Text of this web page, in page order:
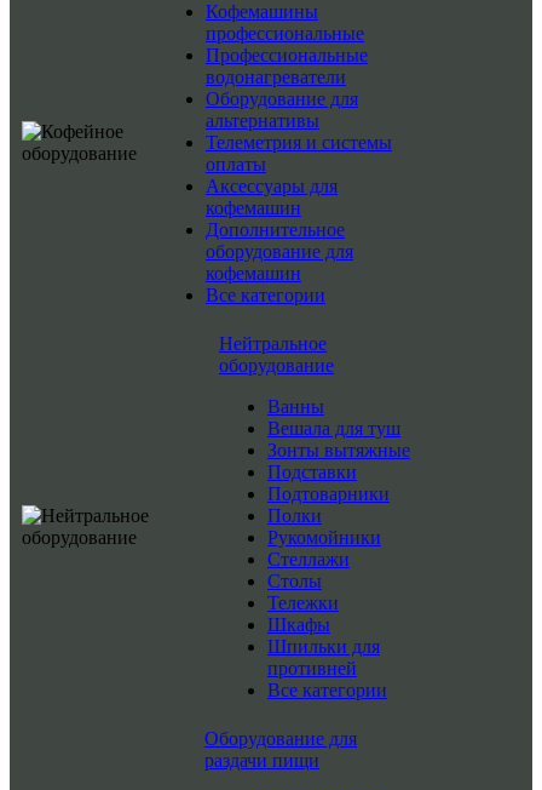
Кофемашины
профессиональные
Профессиональные
водонагреватели
Оборудование для
альтернативы
Телеметрия и системы
оплаты
Аксессуары для
кофемашин
Дополнительное
оборудование для
кофемашин
Все категории
Нейтральное
оборудование
Ванны
Вешала для туш
Зонты вытяжные
Подставки
Подтоварники
Полки
Рукомойники
Стеллажи
Столы
Тележки
Шкафы
Шпильки для
противней
Все категории
Оборудование для
раздачи пищи